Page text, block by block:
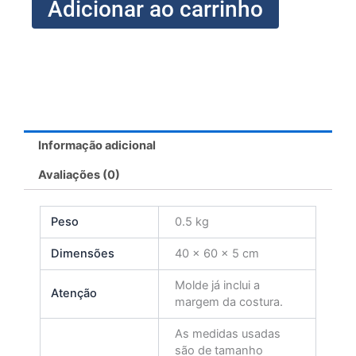
Adicionar ao carrinho
Informação adicional
Avaliações (0)
Peso 0.5 kg
Dimensões 40 × 60 × 5 cm
Atenção
Molde já inclui a
margem da costura.
As medidas usadas
são de tamanho